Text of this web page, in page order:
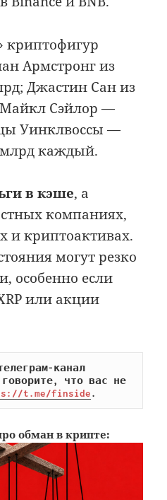
криптофигур
Армстронг из
Джастин Сан из
Сэйлор —
Уинклвоссы —
каждый.
в кэше, а
компаниях,
и криптоактивах.
могут резко
особенно если
или акции
канал
что вас не
t.me/finside.
обман в крипте: